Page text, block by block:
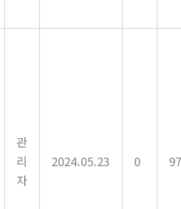
관
리
자
2024.05.23 0